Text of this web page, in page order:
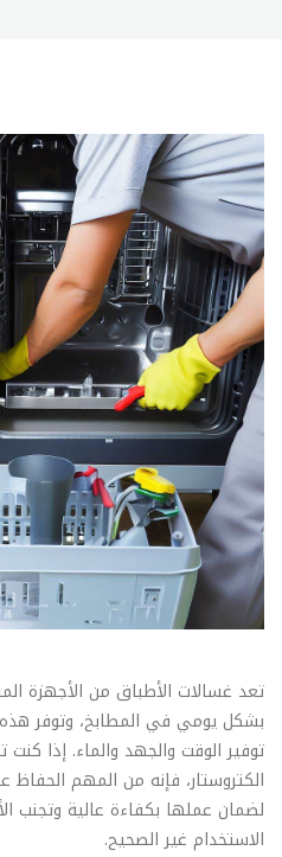
تعد غسالات الأطباق من الأجهزة
بشكل يومي في المطابخ، وتوفر هذه
توفير الوقت والجهد والماء. إذا
الكتروستار، فإنه من المهم
لضمان عملها بكفاءة عالية وتجنب
الاستخدام غير الصحيح.